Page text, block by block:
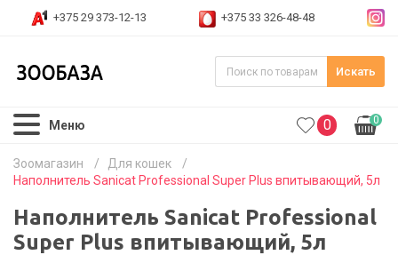
+375 29 373-12-13 +375 33 326-48-48
Искать
Меню 0 0
Зоомагазин / Для кошек
/
Наполнитель Sanicat Professional Super Plus впитывающий, 5л
Наполнитель Sanicat Professional
Super Plus впитывающий, 5л